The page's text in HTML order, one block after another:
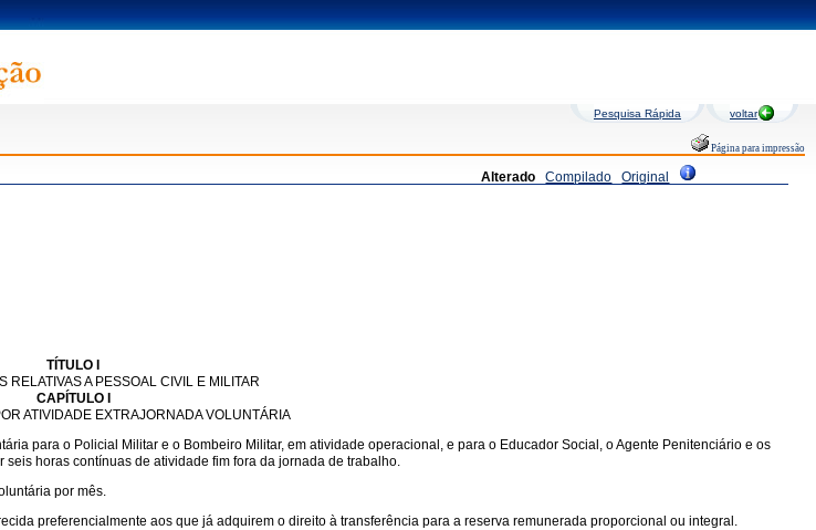
Pesquisa Rápida voltar
Página para impressão
Alterado Compilado Original
TÍTULO I
RELATIVAS A PESSOAL CIVIL E MILITAR
CAPÍTULO I
ATIVIDADE EXTRAJORNADA VOLUNTÁRIA
para o Policial Militar e o Bombeiro Militar, em atividade operacional, e para o Educador Social, o Agente Penitenciário e os
horas contínuas de atividade fim fora da jornada de trabalho.
por mês.
preferencialmente aos que já adquirem o direito à transferência para a reserva remunerada proporcional ou integral.